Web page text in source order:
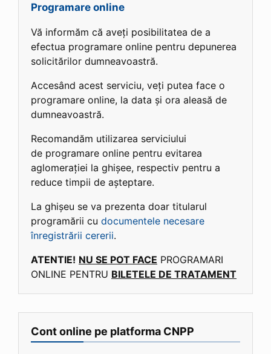
Programare online
Vă informăm că aveți posibilitatea de a
efectua programare online pentru depunerea
solicitărilor dumneavoastră.
Accesând acest serviciu, veți putea face o
programare online, la data și ora aleasă de
dumneavoastră.
Recomandăm utilizarea serviciului
de programare online pentru evitarea
aglomerației la ghișee, respectiv pentru a
reduce timpii de așteptare.
La ghișeu se va prezenta doar titularul
programării cu documentele necesare
înregistrării cererii.
ATENTIE! NU SE POT FACE PROGRAMARI
ONLINE PENTRU BILETELE DE TRATAMENT
Cont online pe platforma CNPP